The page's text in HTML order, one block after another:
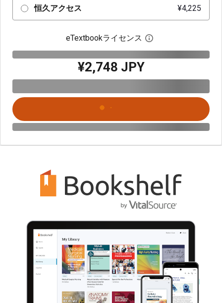
恒久アクセス ¥4,225
eTextbookライセンス デジタルライセン
¥2,748 JPY